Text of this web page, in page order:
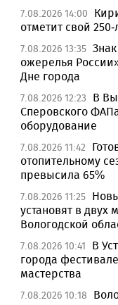
7.08.2026 14:00
отметит свой
7.08.2026 13:35
ожерелья
Дне города
7.08.2026 12:23
В
Сперовского
оборудование
7.08.2026 11:42
отопительному
превысила 65%
7.08.2026 11:25
установят в двух
Вологодской
7.08.2026 10:41
В
города
мастерства
7.08.2026 10:18